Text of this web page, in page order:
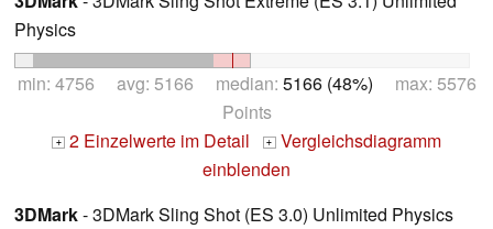
Physics
min: 4756 avg: 5166 median: 5166 (48%) max: 5576
Points
+ 2 Einzelwerte im Detail + Vergleichsdiagramm
einblenden
3DMark- 3DMark Sling Shot (ES 3.0) Unlimited Physics